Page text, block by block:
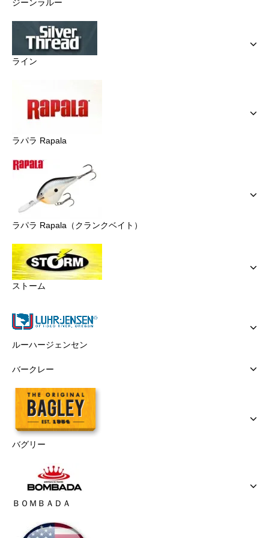
ジーンラルー
ライン
ラパラ Rapala
ラパラ Rapala（クランクベイト）
ストーム
ルーハージェンセン
バークレー
バグリー
ＢＯＭＢＡＤＡ